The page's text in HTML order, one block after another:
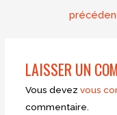
LAISSER UN
Vous devez vous
commentaire.